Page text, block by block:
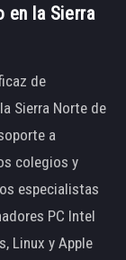
en la Sierra
de
Sierra Norte de
a
colegios y
especialistas
PC Intel
Linux y Apple